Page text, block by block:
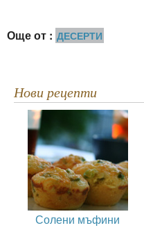
Още от : ДЕСЕРТИ
Нови рецепти
Солени мъфини